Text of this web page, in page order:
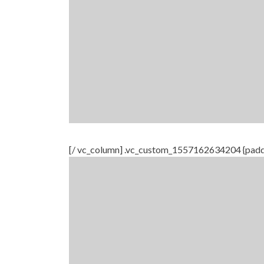
[/ vc_column] .vc_custom_1557162634204